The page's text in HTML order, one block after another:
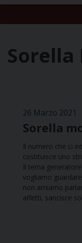
26 Marzo 2021
Sorella
Il numero che ci
costituisce uno
Il tema
vogliamo
non amiamo
affetti, sancisce